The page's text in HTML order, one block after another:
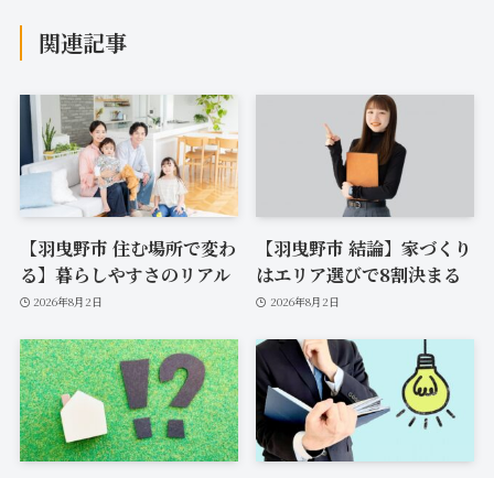
関連記事
【羽曳野市 住む場所で変わ
る】暮らしやすさのリアル
2026年8月2日
【羽曳野市 結論】家づくり
はエリア選びで8割決まる
2026年8月2日